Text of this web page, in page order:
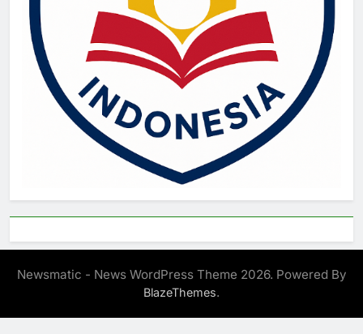
Newsmatic - News WordPress Theme 2026. Powered By
BlazeThemes.